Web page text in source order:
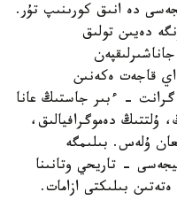
دە انىق كورىنىپ تۇر.
دەيىن تولىق
قاجەت ەكەنىن
گرانت - ءبىر جاستىڭ عانا
ۇلتتىڭ دەموگرافيالىق،
ۇلەس. بىلىمگە
- تاريحي وتانىنا
بىلىكتى ازامات.